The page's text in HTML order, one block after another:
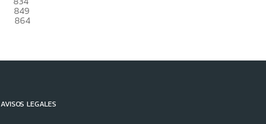
849
864
AVISOS LEGALES